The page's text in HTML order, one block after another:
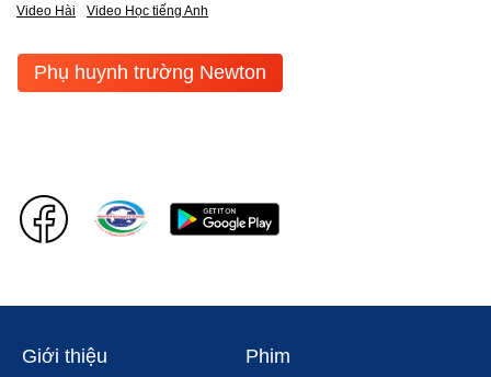
Video Hài Video Học tiếng Anh
Phụ huynh trường Newton
Giới thiệu Phim